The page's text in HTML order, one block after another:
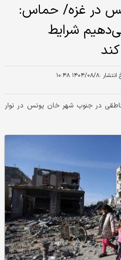
در غزه/ حماس:
شرایط
انتشار :۱۴۰۴/۰۸/۸ ۱۰:۴۸
در جنوب شهر خان یونس در نوار